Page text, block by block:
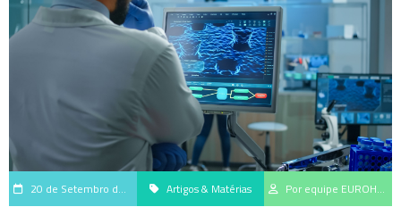
20 de Setembro de 2023 Artigos & Matérias Por equipe EUROHub, centro de geração e disseminação do saber científico da EUROIMMUN Brasil